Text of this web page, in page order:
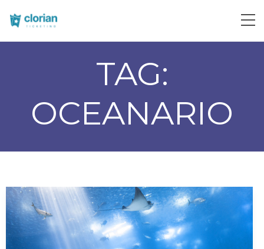
TAG:
OCEANARIO